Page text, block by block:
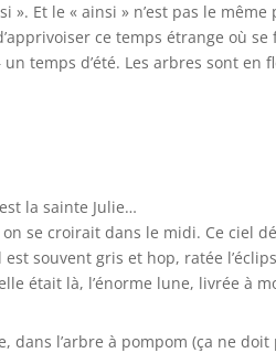
». Et le « ainsi » n’est pas le
ce temps étrange où
un temps d’été. Les arbres sont
la sainte Julie…
se croirait dans le midi. Ce ciel
est souvent gris et hop, ratée
était là, l’énorme lune, livrée à
dans l’arbre à pompom (ça ne